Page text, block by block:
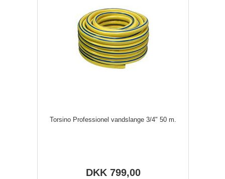
Torsino Professionel vandslange 3/4" 50 m.
DKK 799,00